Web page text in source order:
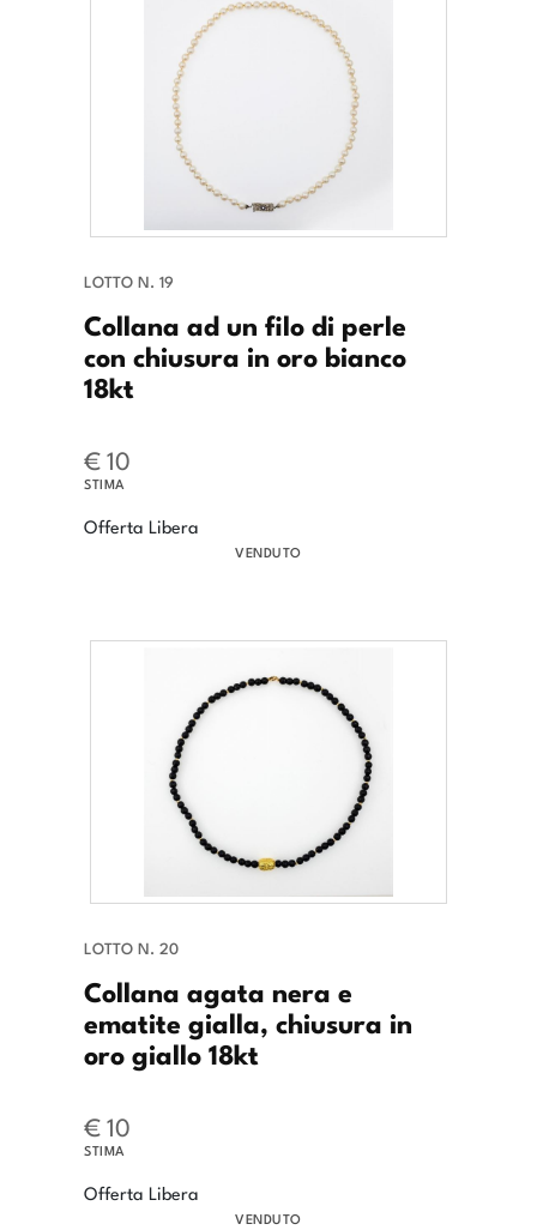
LOTTO N. 19
Collana ad un filo di perle
con chiusura in oro bianco
18kt
€ 10
STIMA
Offerta Libera
VENDUTO
LOTTO N. 20
Collana agata nera e
ematite gialla, chiusura in
oro giallo 18kt
€ 10
STIMA
Offerta Libera
VENDUTO